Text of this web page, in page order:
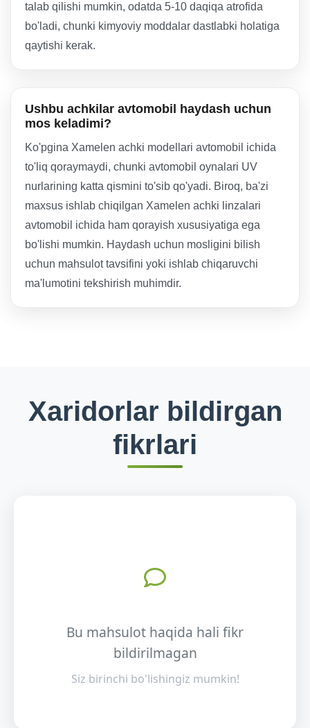
talab qilishi mumkin, odatda 5-10 daqiqa atrofida
bo'ladi, chunki kimyoviy moddalar dastlabki holatiga
qaytishi kerak.
Ushbu achkilar avtomobil haydash uchun
mos keladimi?
Ko'pgina Xamelen achki modellari avtomobil ichida
to'liq qoraymaydi, chunki avtomobil oynalari UV
nurlarining katta qismini to'sib qo'yadi. Biroq, ba'zi
maxsus ishlab chiqilgan Xamelen achki linzalari
avtomobil ichida ham qorayish xususiyatiga ega
bo'lishi mumkin. Haydash uchun mosligini bilish
uchun mahsulot tavsifini yoki ishlab chiqaruvchi
ma'lumotini tekshirish muhimdir.
Xaridorlar bildirgan
fikrlari
Bu mahsulot haqida hali fikr
bildirilmagan
Siz birinchi bo'lishingiz mumkin!